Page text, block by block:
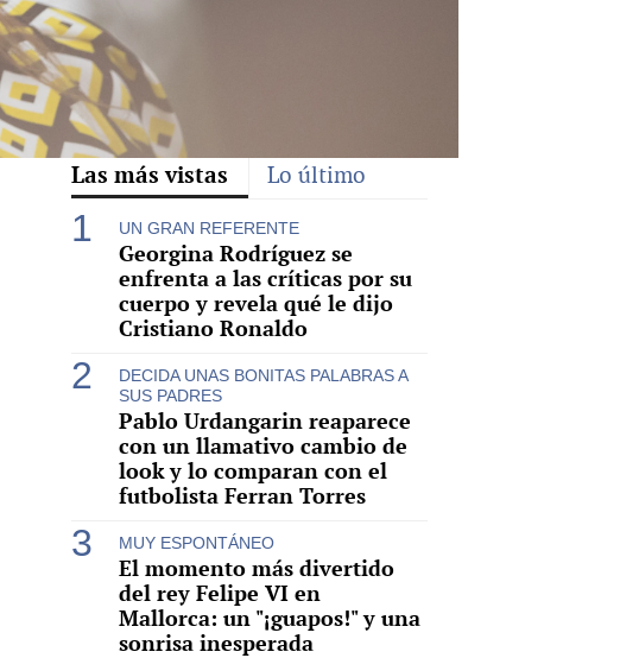
Las más vistas Lo último
UN GRAN REFERENTE
Georgina Rodríguez se
enfrenta a las críticas por su
cuerpo y revela qué le dijo
Cristiano Ronaldo
DECIDA UNAS BONITAS PALABRAS A
SUS PADRES
Pablo Urdangarin reaparece
con un llamativo cambio de
look y lo comparan con el
futbolista Ferran Torres
MUY ESPONTÁNEO
El momento más divertido
del rey Felipe VI en
Mallorca: un "¡guapos!" y una
sonrisa inesperada